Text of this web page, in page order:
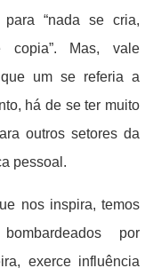
para “nada se cria,
copia”. Mas, vale
que um se referia a
há de se ter muito
outros setores da
pessoal.
nos inspira, temos
por
exerce influência